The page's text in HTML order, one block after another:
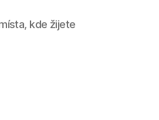
kde žijete